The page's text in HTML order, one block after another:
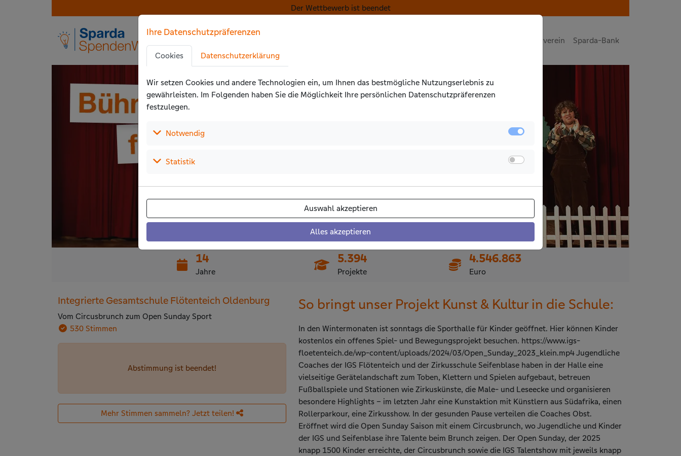
Der Wettbewerb ist beendet
Der Wettbewerb ist beendet
Gewinnsparverein Sparda-Bank
14
Jahre
5.394
Projekte
4.546.863
Euro
Integrierte Gesamtschule Flötenteich Oldenburg
Vom Circusbrunch zum Open Sunday Sport
530 Stimmen
Abstimmung ist beendet!
Mehr Stimmen sammeln? Jetzt teilen!
So bringt unser Projekt Kunst & Kultur in die Schule:
In den Wintermonaten ist sonntags die Sporthalle für Kinder geöffnet. Hier können Kinder
kostenlos ein offenes Spiel- und Bewegungsprojekt besuchen. https://www.igs-
floetenteich.de/wp-content/uploads/2024/03/Open_Sunday_2023_klein.mp4 Jugendliche
Coaches der IGS Flötenteich und der Zirkusschule Seifenblase haben in der Halle eine
vielseitige Gerätelandschaft zum Toben, Klettern und Spielen aufgebaut, betreuen
Fußballspiele und Stationen wie Zirkuskünste, die Male- und Leseecke und organisieren
besondere Highlights – im letzten Jahr eine Kunstaktion mit Künstlern aus Südafrika, einen
Rollerparkour, eine Zirkusshow. In der gesunden Pause verteilen die Coaches Obst.
Eröffnet wird die Open Sunday Saison mit einem Circusbrunch, wo Jugendliche und Kinder
der IGS und Seifenblase ihre Talente beim Brunch zeigen. Der Open Sunday, der 2025
knapp 1500 Kinder erreichte, der Circusbrunch sowie die IGS Talentshow mit jeweils knapp
Zu den Cookie-Einstellungen springen
Zur Privatssphäreerklärung springen
Ihre Datenschutzpräferenzen
Cookies Datenschutzerklärung
Wir setzen Cookies und andere Technologien ein, um Ihnen das bestmögliche Nutzungs­erlebnis zu
gewährleisten. Im Folgenden haben Sie die Möglichkeit Ihre persönlichen Daten­schutz­präferenzen
festzulegen.
Notwendig(Auswählen um die Details aufzuklappen)
Statistik(Auswählen um die Details aufzuklappen)
Auswahl akzeptieren
Alles akzeptieren